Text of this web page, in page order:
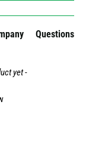
Questions
yet -